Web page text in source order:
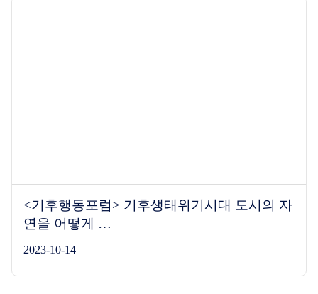
<기후행동포럼> 기후생태위기시대 도시의 자
연을 어떻게 …
2023-10-14